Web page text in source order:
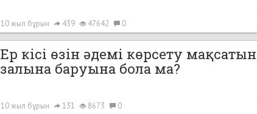
10 жыл бұрын 439 47642 0
Ер кісі өзін әдемі көрсету
залына баруына бола ма?
10 жыл бұрын 131 8673 0